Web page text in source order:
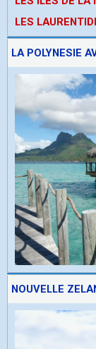
LES
LA POLYNESIE
NOUVELLE